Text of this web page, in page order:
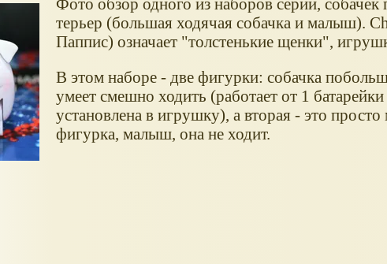
Фото обзор одного из наборов серии,
терьер (большая ходячая собачка и малыш).
Паппис) означает "толстенькие щенки",
В этом наборе - две фигурки: собачка
умеет смешно ходить (работает от 1
установлена в игрушку), а вторая - это просто
фигурка, малыш, она не ходит.